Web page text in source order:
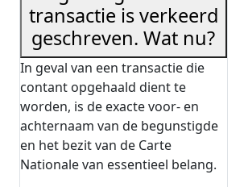
transactie is verkeerd
geschreven. Wat nu?
In geval van een transactie die
contant opgehaald dient te
worden, is de exacte voor- en
achternaam van de begunstigde
en het bezit van de Carte
Nationale van essentieel belang.